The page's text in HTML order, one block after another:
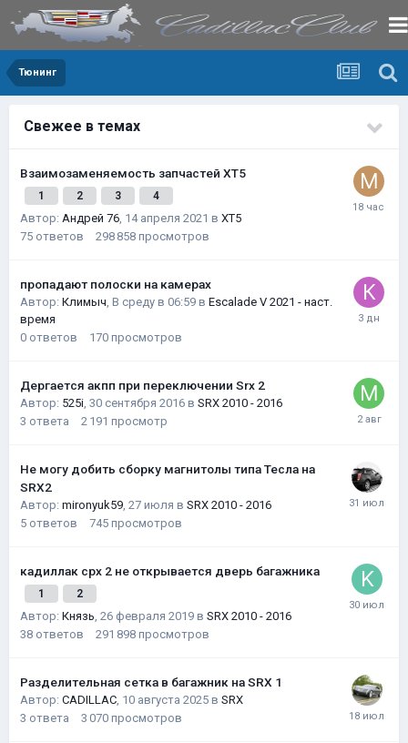
Тюнинг
Свежее в темах
Взаимозаменяемость запчастей XT5
1 2 3 4
Автор: Андрей 76, 14 апреля 2021 в XT5
75 ответов 298 858 просмотров
пропадают полоски на камерах
Автор: Климыч, В среду в 06:59 в Escalade V 2021 - наст.
время
0 ответов 170 просмотров
Дергается акпп при переключении Srx 2
Автор: 525i, 30 сентября 2016 в SRX 2010 - 2016
3 ответа 2 191 просмотр
Не могу добить сборку магнитолы типа Тесла на
SRX2
Автор: mironyuk59, 27 июля в SRX 2010 - 2016
5 ответов 745 просмотров
кадиллак срх 2 не открывается дверь багажника
1 2
Автор: Князь, 26 февраля 2019 в SRX 2010 - 2016
38 ответов 291 898 просмотров
Разделительная сетка в багажник на SRX 1
Автор: CADILLAC, 10 августа 2025 в SRX
3 ответа 3 070 просмотров